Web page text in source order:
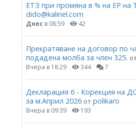
ЕТЗ при промяна в % на ЕР на
dido@kalinel.com
Днес в 08:59 42
Прекратяване на договор по
подадена молба за член 325.
Вчера в 18:29 344 7
Декларация 6 - Корекция на
за м.Април 2026 от polikaro
Вчера в 09:39 193